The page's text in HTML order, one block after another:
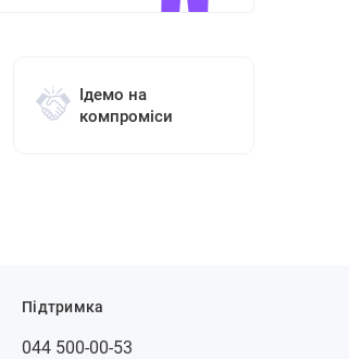
Ідемо на
компроміси
Підтримка
044 500-00-53